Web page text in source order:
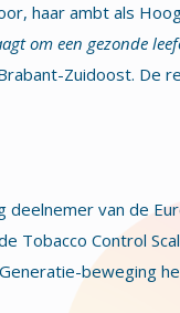
haar ambt als
om een gezonde
Zuidoost. De
van de
Tobacco Control
beweging